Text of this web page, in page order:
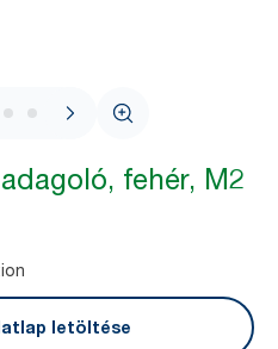
fehér, M2
letöltése